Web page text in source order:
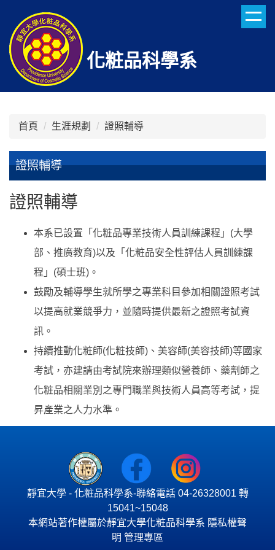
主
要
內
化粧品科學系
首頁 生涯規劃 證照輔導
證照輔導
證照輔導
本系已設置「化粧品專業技術人員訓練課程」(大學
部、推廣教育)以及「化粧品安全性評估人員訓練課
程」(碩士班)。
鼓勵及輔導學生就所學之專業科目參加相關證照考試
以提高就業競爭力，並隨時提供最新之證照考試資
訊。
持續推動化粧師(化粧技師)、美容師(美容技師)等國家
考試，亦建請由考試院來辦理類似營養師、藥劑師之
化粧品相關業別之專門職業與技術人員高等考試，提
昇產業之人力水準。
靜宜大學 - 化粧品科學系-聯絡電話 04-26328001 轉
15041~15048
本網站著作權屬於靜宜大學化粧品科學系 隱私權聲
明 管理專區